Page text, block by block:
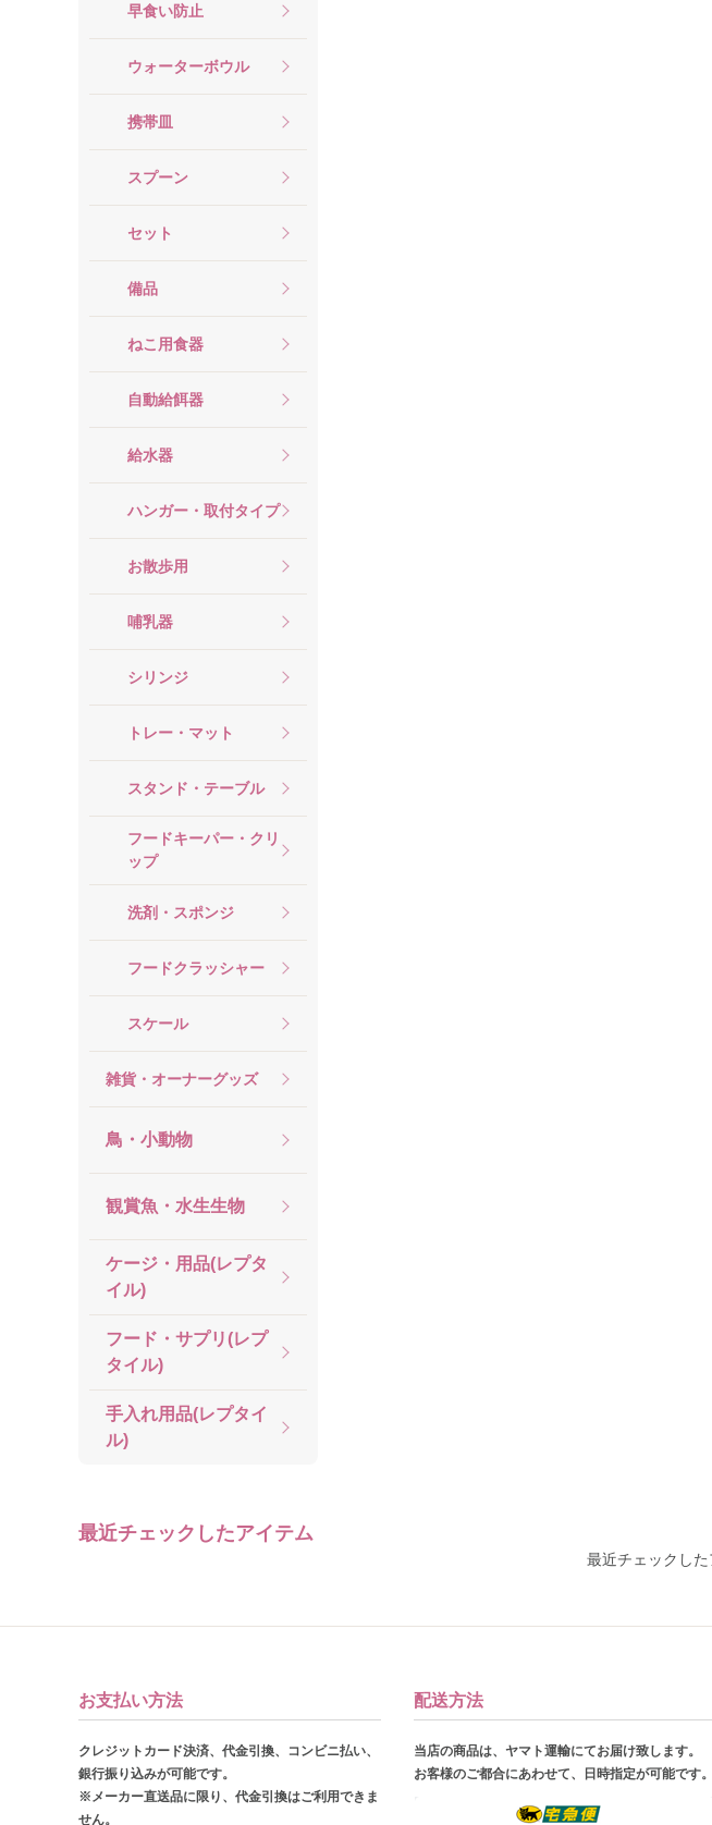
早食い防止
ウォーターボウル
携帯皿
スプーン
セット
備品
ねこ用食器
自動給餌器
給水器
ハンガー・取付タイプ
お散歩用
哺乳器
シリンジ
トレー・マット
スタンド・テーブル
フードキーパー・クリ
ップ
洗剤・スポンジ
フードクラッシャー
スケール
雑貨・オーナーグッズ
鳥・小動物
観賞魚・水生生物
ケージ・用品(レプタ
イル)
フード・サプリ(レプ
タイル)
手入れ用品(レプタイ
ル)
最近チェックしたアイテム
最近チェックした
お支払い方法
クレジットカード決済、代金引換、コンビニ払い、
銀行振り込みが可能です。
※メーカー直送品に限り、代金引換はご利用できま
せん。
配送方法
当店の商品は、ヤマト運輸にてお届け致します。
お客様のご都合にあわせて、日時指定が可能です。